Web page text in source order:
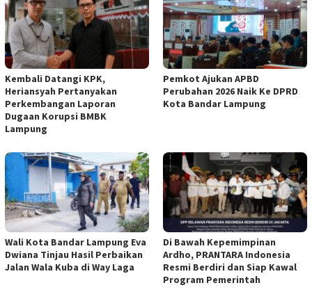
Kembali Datangi KPK,
Heriansyah Pertanyakan
Perkembangan Laporan
Dugaan Korupsi BMBK
Lampung
Pemkot Ajukan APBD
Perubahan 2026 Naik Ke DPRD
Kota Bandar Lampung
Wali Kota Bandar Lampung Eva
Dwiana Tinjau Hasil Perbaikan
Jalan Wala Kuba di Way Laga
Di Bawah Kepemimpinan
Ardho, PRANTARA Indonesia
Resmi Berdiri dan Siap Kawal
Program Pemerintah